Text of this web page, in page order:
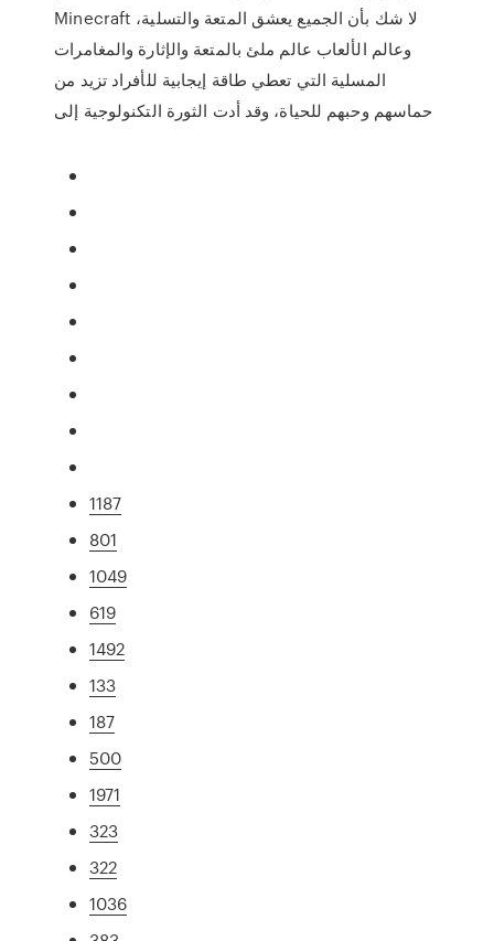
Minecraft لا شك بأن الجميع يعشق المتعة والتسلية،
وعالم الألعاب عالم ملئ بالمتعة والإثارة والمغامرات
المسلية التي تعطي طاقة إيجابية للأفراد تزيد من
حماسهم وحبهم للحياة، وقد أدت الثورة التكنولوجية إلى
1187
801
1049
619
1492
133
187
500
1971
323
322
1036